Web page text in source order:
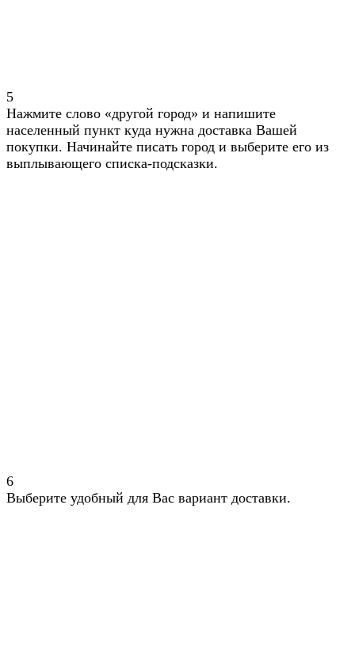
5
Нажмите слово «другой город» и напишите
населенный пункт куда нужна доставка Вашей
покупки. Начинайте писать город и выберите его из
выплывающего списка-подсказки.
6
Выберите удобный для Вас вариант доставки.